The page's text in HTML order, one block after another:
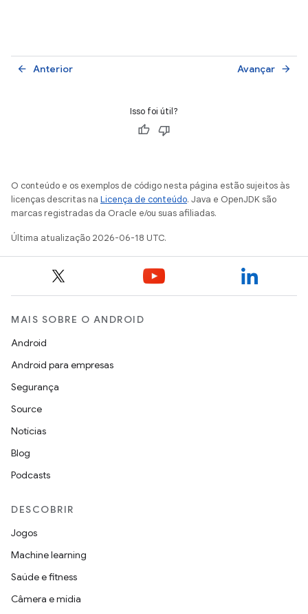
Anterior
arrow_back Avançar arrow_forward
Isso foi útil?
O conteúdo e os exemplos de código nesta página estão sujeitos às
licenças descritas na Licença de conteúdo. Java e OpenJDK são
marcas registradas da Oracle e/ou suas afiliadas.
Última atualização 2026-06-18 UTC.
MAIS SOBRE O ANDROID
Android
Android para empresas
Segurança
Source
Notícias
Blog
Podcasts
DESCOBRIR
Jogos
Machine learning
Saúde e fitness
Câmera e mídia